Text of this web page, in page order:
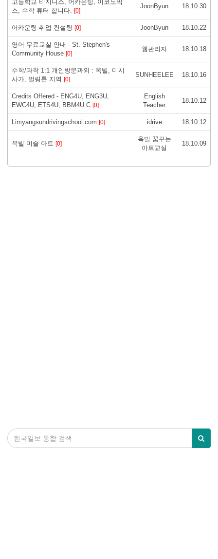
고등학교 비지니스, 어카운팅, 이코노믹
스, 수학 튜터 합니다. [0]
JoonByun 18.10.30
어카운팅 취업 컨설팅 [0] JoonByun 18.10.22
영어 무료교실 안내 - St. Stephen's
Community House [0]
웹관리자 18.10.18
수학/과학 1:1 개인방문과외 : 옥빌, 미시
사가, 벌링톤 지역 [0]
SUNHEELEE 18.10.16
Credits Offered - ENG4U, ENG3U,
EWC4U, ETS4U, BBM4U C [0]
English
Teacher
18.10.12
Limyangsundrivingschool.com [0] idrive 18.10.12
옥빌 미술 아트 [0]
옥빌 꿈꾸는
아트교실
18.10.09